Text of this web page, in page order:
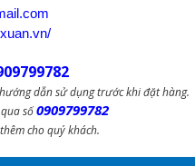
dẫn sử dụng trước khi đặt hàng.
số0909799782
cho quý khách.